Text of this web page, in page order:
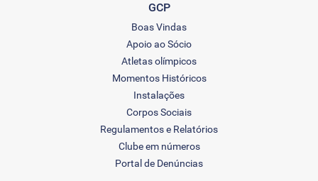
GCP
Boas Vindas
Apoio ao Sócio
Atletas olímpicos
Momentos Históricos
Instalações
Corpos Sociais
Regulamentos e Relatórios
Clube em números
Portal de Denúncias